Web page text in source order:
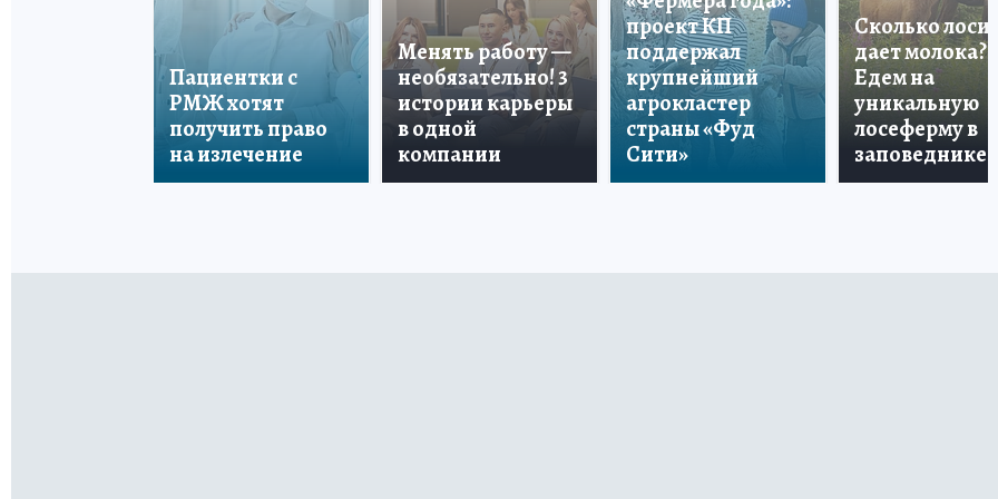
Пациентки с
РМЖ хотят
получить право
на излечение
Менять работу —
необязательно! 3
истории карьеры
в одной
компании
проект КП
поддержал
крупнейший
агрокластер
страны «Фуд
Сити»
Сколько лосиха
дает молока?
Едем на
уникальную
лосеферму в
заповеднике!